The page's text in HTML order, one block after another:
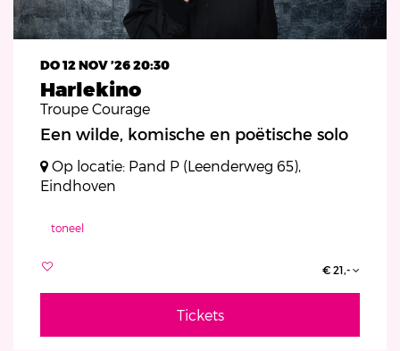
Harlekino
Troupe Courage
DO 12 NOV ’2620:30
Een wilde, komische en poëtische solo
Op locatie: Pand P (Leenderweg 65),
Eindhoven
toneel
€ 21,-
Tickets